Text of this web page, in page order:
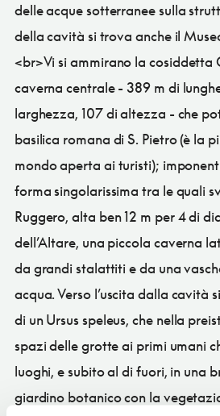
delle acque sotterranee sulla
della cavità si trova anche il
<br>Vi si ammirano la cosiddetta
caverna centrale - 389 m di
larghezza, 107 di altezza - che
basilica romana di S. Pietro (è la
mondo aperta ai turisti);
forma singolarissima tra le quali
Ruggero, alta ben 12 m per 4 di
dell’Altare, una piccola caverna
da grandi stalattiti e da una
acqua. Verso l’uscita dalla cavità
di un Ursus speleus, che nella
spazi delle grotte ai primi umani
luoghi, e subito al di fuori, in una
giardino botanico con la